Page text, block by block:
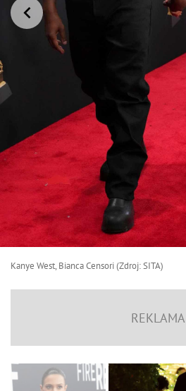
Kanye West, Bianca Censori (Zdroj: SITA)